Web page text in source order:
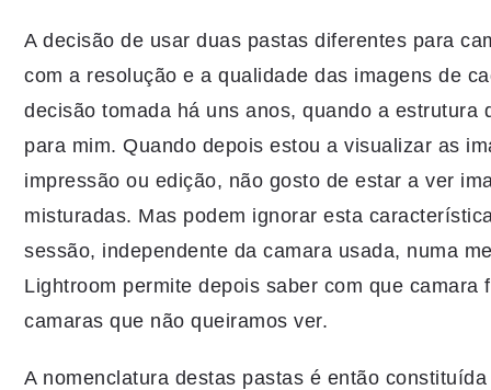
A decisão de usar duas pastas diferentes para
com a resolução e a qualidade das imagens de
decisão tomada há uns anos, quando a estrutura
para mim. Quando depois estou a visualizar as
impressão ou edição, não gosto de estar a ver
misturadas. Mas podem ignorar esta
sessão, independente da camara usada, numa
Lightroom permite depois saber com que
camaras que não queiramos ver.
A nomenclatura destas pastas é então